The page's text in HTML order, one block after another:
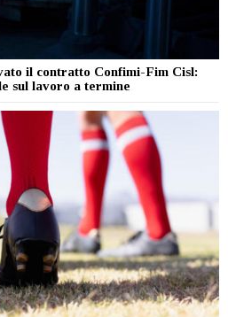
il contratto Confimi-Fim Cisl:
sul lavoro a termine